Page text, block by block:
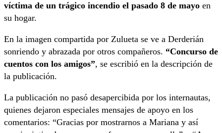
víctima de un trágico incendio el pasado 8 de mayo en
su hogar.
En la imagen compartida por Zulueta se ve a Derderián
sonriendo y abrazada por otros compañeros. “Concurso de
cuentos con los amigos”, se escribió en la descripción de
la publicación.
La publicación no pasó desapercibida por los internautas,
quienes dejaron especiales mensajes de apoyo en los
comentarios: “Gracias por mostrarnos a Mariana y así